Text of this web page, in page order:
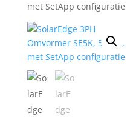
met SetApp configuratie